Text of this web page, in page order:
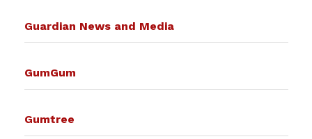
Guardian News and Media
GumGum
Gumtree